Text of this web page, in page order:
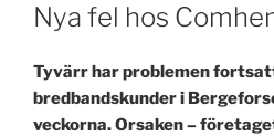
Nya fel hos
Tyvärr har problemen
bredbandskunder i
veckorna. Orsaken –